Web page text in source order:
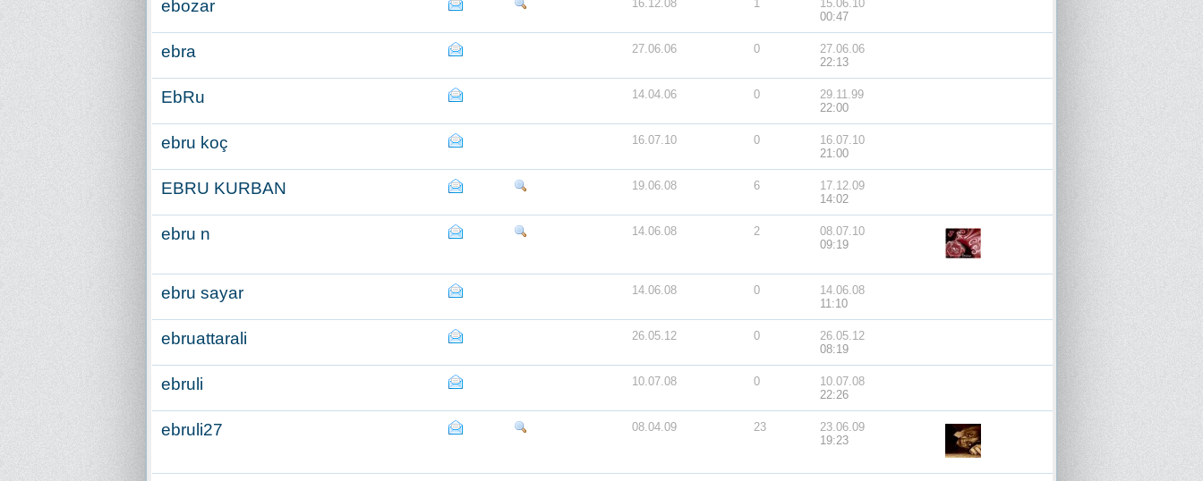
ebozar 16.12.08 1
15.06.10
00:47
ebra 27.06.06 0
27.06.06
22:13
EbRu 14.04.06 0
29.11.99
22:00
ebru koç 16.07.10 0
16.07.10
21:00
EBRU KURBAN 19.06.08 6
17.12.09
14:02
ebru n 14.06.08 2
08.07.10
09:19
ebru sayar 14.06.08 0
14.06.08
11:10
ebruattarali 26.05.12 0
26.05.12
08:19
ebruli 10.07.08 0
10.07.08
22:26
ebruli27 08.04.09 23
23.06.09
19:23